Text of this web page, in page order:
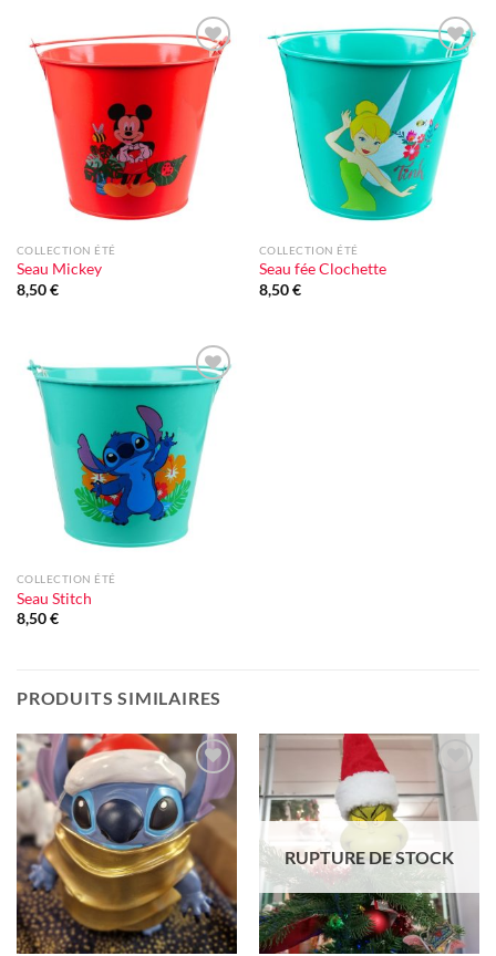
Ajouter
à la liste
d'envie
COLLECTION ÉTÉ
Seau Mickey
8,50€
Ajouter
à la liste
d'envie
COLLECTION ÉTÉ
Seau fée Clochette
8,50€
Ajouter
à la liste
d'envie
COLLECTION ÉTÉ
Seau Stitch
8,50€
PRODUITS SIMILAIRES
Ajouter
à la liste
d'envie
Ajouter
à la liste
d'envie
RUPTURE DE STOCK